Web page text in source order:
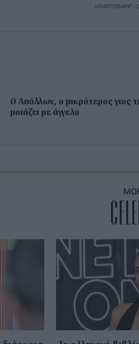
ADVERTISEMENT -
Ο Απόλλων, ο μικρότερος γιος
μοιάζει με άγγελο